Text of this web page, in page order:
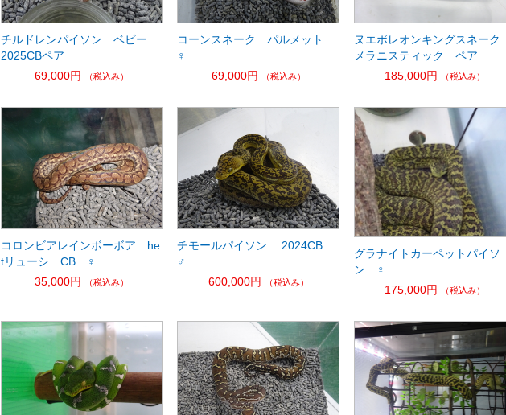
チルドレンパイソン ベビー
2025CBペア
69,000円
（税込み）
コーンスネーク パルメット
♀
69,000円
（税込み）
ヌエボレオンキングスネーク
メラニスティック ペア
185,000円
（税込み）
コロンビアレインボーボア he
tリューシ CB ♀
35,000円
（税込み）
チモールパイソン 2024CB
♂
600,000円
（税込み）
グラナイトカーペットパイソ
ン ♀
175,000円
（税込み）